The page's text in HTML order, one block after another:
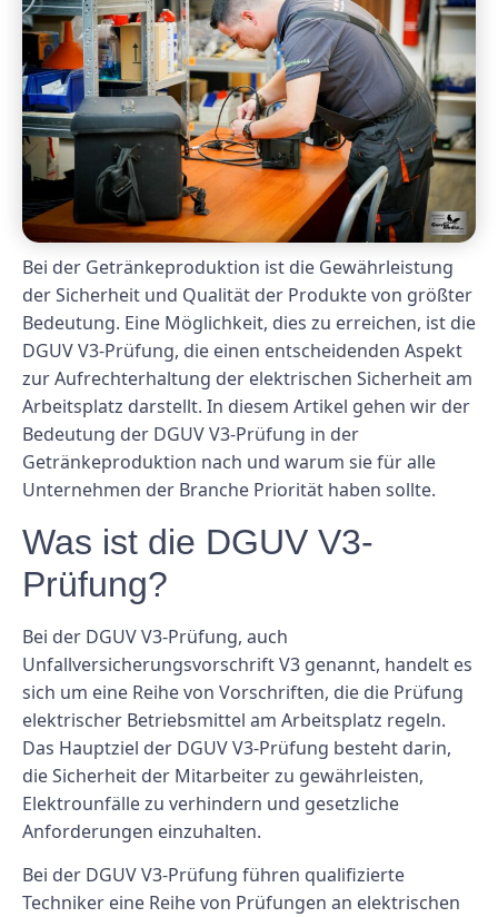
Bei der Getränkeproduktion ist die Gewährleistung
der Sicherheit und Qualität der Produkte von größter
Bedeutung. Eine Möglichkeit, dies zu erreichen, ist die
DGUV V3-Prüfung, die einen entscheidenden Aspekt
zur Aufrechterhaltung der elektrischen Sicherheit am
Arbeitsplatz darstellt. In diesem Artikel gehen wir der
Bedeutung der DGUV V3-Prüfung in der
Getränkeproduktion nach und warum sie für alle
Unternehmen der Branche Priorität haben sollte.
Was ist die DGUV V3-
Prüfung?
Bei der DGUV V3-Prüfung, auch
Unfallversicherungsvorschrift V3 genannt, handelt es
sich um eine Reihe von Vorschriften, die die Prüfung
elektrischer Betriebsmittel am Arbeitsplatz regeln.
Das Hauptziel der DGUV V3-Prüfung besteht darin,
die Sicherheit der Mitarbeiter zu gewährleisten,
Elektrounfälle zu verhindern und gesetzliche
Anforderungen einzuhalten.
Bei der DGUV V3-Prüfung führen qualifizierte
Techniker eine Reihe von Prüfungen an elektrischen